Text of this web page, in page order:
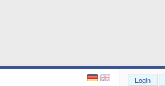
Login